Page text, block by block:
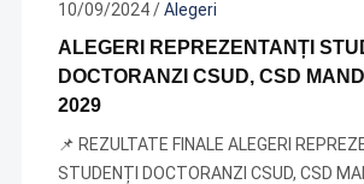
10/09/2024/Alegeri
ALEGERI REPREZENTANȚI
DOCTORANZI CSUD, CSD
2029
📌 REZULTATE FINALE ALEGERI
STUDENȚI DOCTORANZI CSUD, CSD